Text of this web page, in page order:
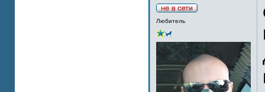
Любитель